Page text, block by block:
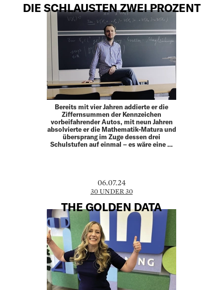
DIE SCHLAUSTEN ZWEI PROZENT
Bereits mit vier Jahren addierte er die
Ziffernsummen der Kennzeichen
vorbeifahrender Autos, mit neun Jahren
absolvierte er die Mathematik-Matura und
übersprang im Zuge dessen drei
Schulstufen auf einmal – es wäre eine …
06.07.24
30 UNDER 30
THE GOLDEN DATA